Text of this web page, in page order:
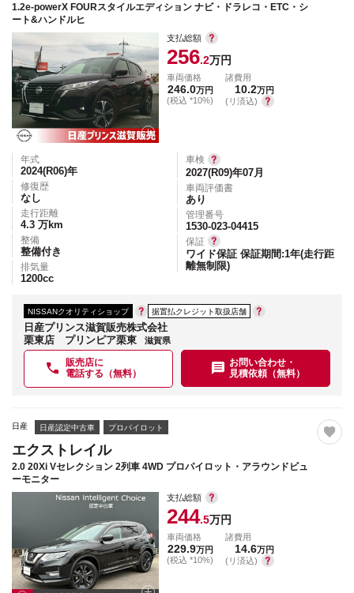
1.2e-powerX FOURスタイルエディション ナビ・ドラレコ・ETC・シ
ート&ハンドルヒ
支払総額
256.2万円
車両価格
246.0万円
(税込 *10%)
諸費用
10.2万円
(リ済込)
年式
2024(R06)年
修復歴
なし
走行距離
4.3 万km
整備
整備付き
排気量
1200cc
車検
2027(R09)年07月
車両評価書
あり
管理番号
1530-023-04415
保証
ワイド保証 保証期間:1年(走行距
離無制限)
NISSANクオリティショップ 据置払クレジット取扱店舗
日産プリンス滋賀販売株式会社
栗東店 プリンピア栗東
滋賀県
販売店に
電話する（無料）
お問い合わせ・
見積依頼（無料）
日産 日産認定中古車 プロパイロット
エクストレイル
2.0 20Xi Vセレクション 2列車 4WD プロパイロット・アラウンドビュ
ーモニター
支払総額
244.5万円
車両価格
229.9万円
(税込 *10%)
諸費用
14.6万円
(リ済込)